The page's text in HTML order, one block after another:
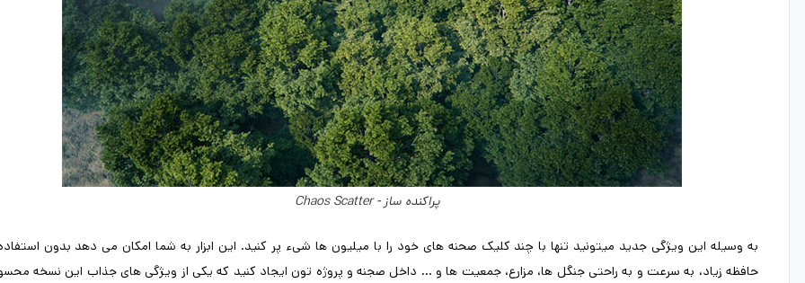
پراکنده ساز - Chaos Scatter
به وسیله این ویژگی جدید میتونید تنها با چند کلیک صحنه های خود را با میلیون ها شیء پر کنید. این ابزار به شما امکان می دهد بدون
حافظه زیاد، به سرعت و به راحتی جنگل ها، مزارع، جمعیت ها و … داخل صجنه و پروژه تون ایجاد کنید که یکی از ویژگی های جذاب این نسخه